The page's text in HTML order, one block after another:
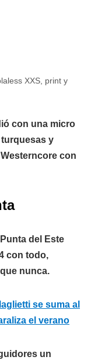
XXS, print y
con una micro
y
con
del Este
con todo,
nunca.
se suma al
el verano
un